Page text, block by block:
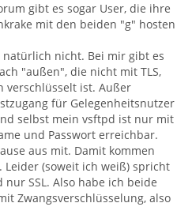
gibt es sogar User, die ihre
mit den beiden "g" hosten
nicht. Bei mir gibt es
"außen", die nicht mit TLS,
verschlüsselt ist. Außer
für Gelegenheitsnutzer
selbst mein vsftpd ist nur mit
und Passwort erreichbar.
aus mit. Damit kommen
(soweit ich weiß) spricht
SSL. Also habe ich beide
Zwangsverschlüsselung, also